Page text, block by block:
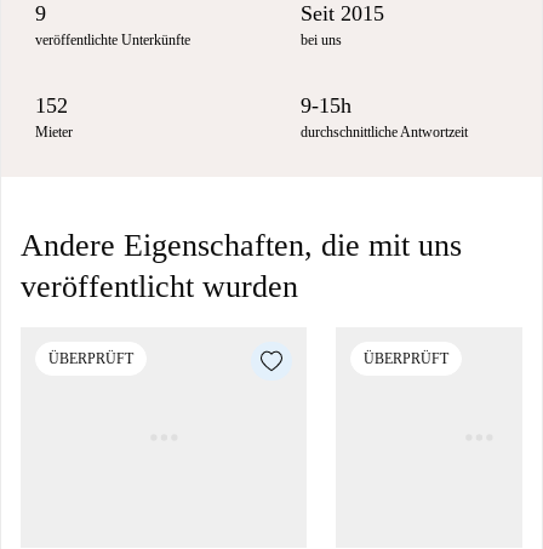
9
veröffentlichte Unterkünfte
Seit 2015
bei uns
152
Mieter
9-15h
durchschnittliche Antwortzeit
Andere Eigenschaften, die mit uns
veröffentlicht wurden
ÜBERPRÜFT ÜBERPRÜFT